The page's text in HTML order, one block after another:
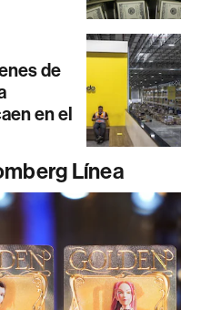
de
en el
Línea